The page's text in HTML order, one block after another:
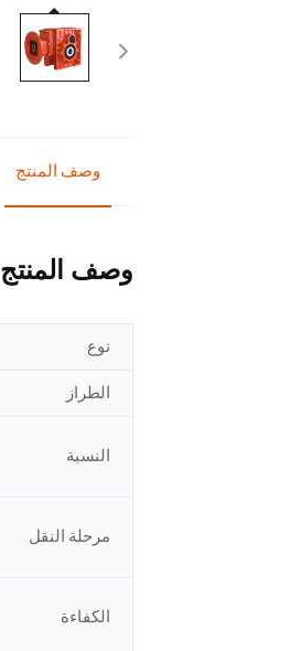
وصف المنتج
وصف المنتج
نوع
الطراز
النسبة
مرحلة النقل
الكفاءة